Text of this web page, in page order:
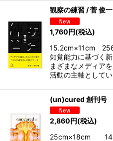
観察の練習 / 菅 俊一
1,760円(税込)
15.2cm×11cm
知覚能力に基づく
まざまなメディア
活動の主軸として
(un)cured 創刊号
2,860円(税込)
25cm×18cm